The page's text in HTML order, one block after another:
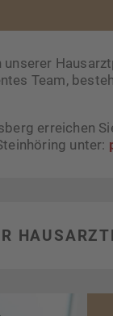
Team,
erreichen
unter: